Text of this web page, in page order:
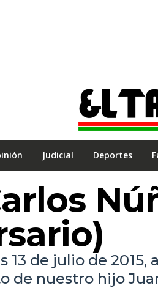
Judicial Deportes
13 de julio de
de nuestro hijo